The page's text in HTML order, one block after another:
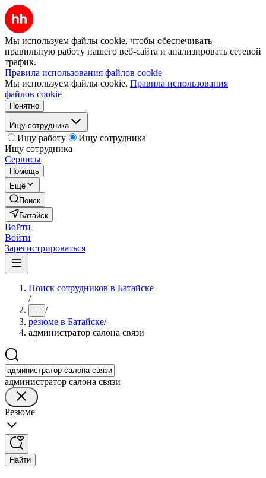
Мы используем файлы cookie, чтобы обеспечивать
правильную работу нашего веб-сайта и анализировать сетевой
трафик.
Правила использования файлов cookie
Мы используем файлы cookie. Правила использования
файлов cookie
Понятно
Ищу сотрудника
Ищу работу
Ищу сотрудника
Ищу сотрудника
Сервисы
Помощь
Ещё
Поиск
Батайск
Войти
Войти
Зарегистрироваться
Поиск сотрудников в Батайске
/
... /
резюме в Батайске/
администратор салона связи
администратор салона связи
Резюме
Найти